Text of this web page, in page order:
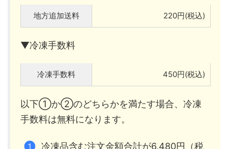
地方追加送料 220円(税込)
▼冷凍手数料
冷凍手数料 450円(税込)
以下①か②のどちらかを満たす場合、冷凍
手数料は無料になります。
冷凍品含む注文金額合計が6,480円（税